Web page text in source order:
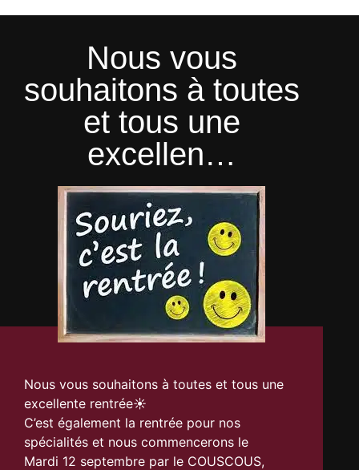
Nous vous
souhaitons à toutes
et tous une
excellen…
Nous vous souhaitons à toutes et tous une
excellente rentrée☀️
C’est également la rentrée pour nos
spécialités et nous commencerons le
Mardi 12 septembre par le COUSCOUS,